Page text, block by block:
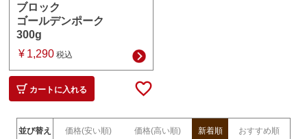
ブロック
ゴールデンポーク
300g
¥ 1,290 税込
カートに入れる
並び替え 価格(安い順) 価格(高い順) 新着順 おすすめ順